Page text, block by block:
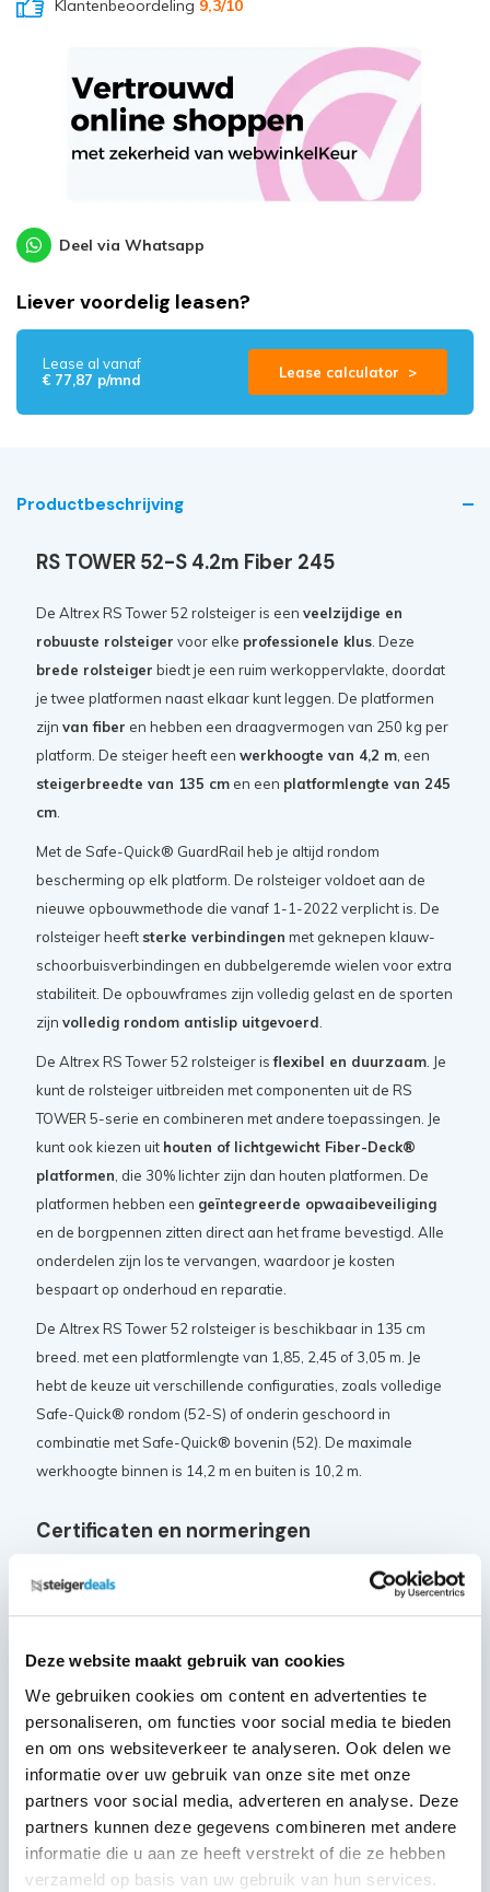
Deze website maakt gebruik van cookies
We gebruiken cookies om content en advertenties te
personaliseren, om functies voor social media te bieden
en om ons websiteverkeer te analyseren. Ook delen we
informatie over uw gebruik van onze site met onze
partners voor social media, adverteren en analyse. Deze
partners kunnen deze gegevens combineren met andere
informatie die u aan ze heeft verstrekt of die ze hebben
verzameld op basis van uw gebruik van hun services.
Klantenbeoordeling 9,3/10
Deel via Whatsapp
Liever voordelig leasen?
Lease al vanaf
€ 77,87 p/mnd
Lease calculator >
Productbeschrijving
RS TOWER 52-S 4.2m Fiber 245
De Altrex RS Tower 52 rolsteiger is een veelzijdige en
robuuste rolsteiger voor elke professionele klus. Deze
brede rolsteiger biedt je een ruim werkoppervlakte, doordat
je twee platformen naast elkaar kunt leggen. De platformen
zijn van fiber en hebben een draagvermogen van 250 kg per
platform. De steiger heeft een werkhoogte van 4,2 m, een
steigerbreedte van 135 cmen een platformlengte van 245
cm.
Met de Safe-Quick® GuardRail heb je altijd rondom
bescherming op elk platform. De rolsteiger voldoet aan de
nieuwe opbouwmethode die vanaf 1-1-2022 verplicht is. De
rolsteiger heeft sterke verbindingen met geknepen klauw-
schoorbuisverbindingen en dubbelgeremde wielen voor extra
stabiliteit. De opbouwframes zijn volledig gelast en de sporten
zijn volledig rondom antislip uitgevoerd
De Altrex RS Tower 52 rolsteiger isflexibel en duurzaam. Je
kunt de rolsteiger uitbreiden met componenten uit de RS
TOWER 5-serie en combineren met andere toepassingen. Je
kunt ook kiezen uit houten of lichtgewicht Fiber-Deck®
platformen , die 30% lichter zijn dan houten platformen. De
platformen hebben een geïntegreerde opwaaibeveiliging
en de borgpennen zitten direct aan het frame bevestigd. Alle
onderdelen zijn los te vervangen, waardoor je kosten
bespaart op onderhoud en reparatie.
De Altrex RS Tower 52 rolsteiger is beschikbaar in 135 cm
breed. met een platformlengte van 1,85, 2,45 of 3,05 m. Je
hebt de keuze uit verschillende configuraties, zoals volledige
Safe-Quick® rondom (52-S) of onderin geschoord in
combinatie met Safe-Quick® bovenin (52). De maximale
werkhoogte binnen is 14,2 m en buiten is 10,2 m.
Certificaten en normeringen
De Altrex RS Tower 51 rolsteiger beschikt over de volgende
NEN 2484
Europese EN 131 norm
EN 1004-1 class 3
EN 1004-2
Deze samenstelling bestaat uit: